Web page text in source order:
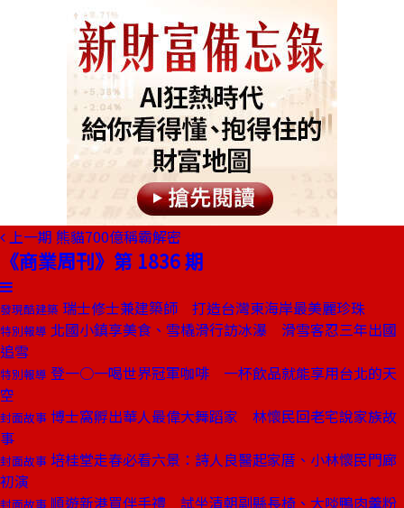
上一期 熊貓700億稱霸解密
《商業周刊》第 1836 期
發現酷建築 瑞士修士兼建築師 打造台灣東海岸最美麗珍珠
特別報導 北國小鎮享美食、雪橇滑行訪冰瀑 滑雪客忍三年出國
追雪
特別報導 登一○一喝世界冠軍咖啡 一杯飲品就能享用台北的天
空
封面故事 博士窩孵出華人最偉大舞蹈家 林懷民回老宅說家族故
事
封面故事 培桂堂走春必看六景：詩人良醫起家厝、小林懷民門廊
初演
封面故事 順遊新港買伴手禮 試坐清朝副縣長椅、大啖鴨肉羹粉